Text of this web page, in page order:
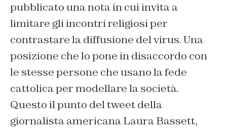
pubblicato una nota in cui invita a
limitare gli incontri religiosi per
contrastare la diffusione del virus. Una
posizione che lo pone in disaccordo con
le stesse persone che usano la fede
cattolica per modellare la società.
Questo il punto del tweet della
giornalista americana Laura Bassett,